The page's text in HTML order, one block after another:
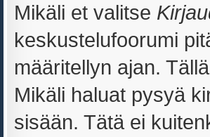
Mikäli et valitse
keskustelufoorumi
määritellyn ajan.
Mikäli haluat pysyä
sisään. Tätä ei